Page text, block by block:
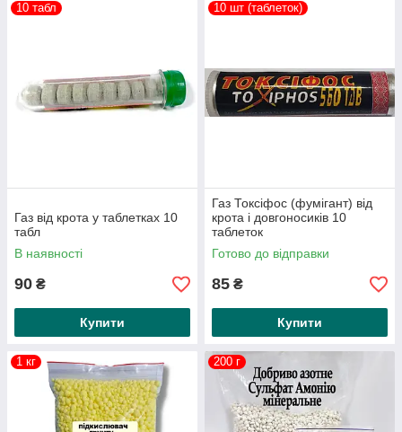
10 табл
Газ від крота у таблетках 10
табл
В наявності
90 ₴
Купити
10 шт (таблеток)
Газ Токсіфос (фумігант) від
крота і довгоносиків 10
таблеток
Готово до відправки
85 ₴
Купити
1 кг 200 г